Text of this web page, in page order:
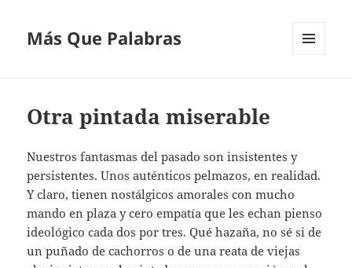
Más Que Palabras
Otra pintada miserable
Nuestros fantasmas del pasado son insistentes y
persistentes. Unos auténticos pelmazos, en realidad.
Y claro, tienen nostálgicos amorales con mucho
mando en plaza y cero empatía que les echan pienso
ideológico cada dos por tres. Qué hazaña, no sé si de
un puñado de cachorros o de una reata de viejas